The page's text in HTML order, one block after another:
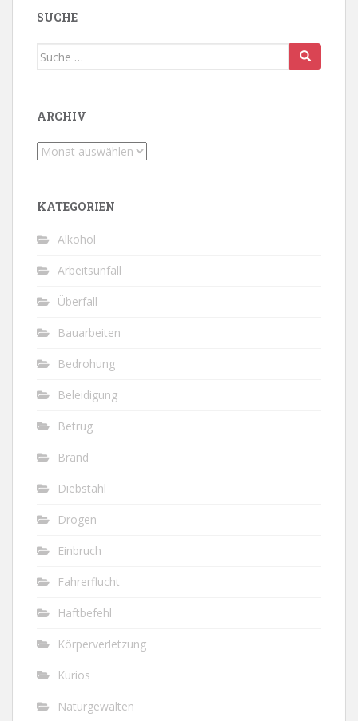
SUCHE
Suche
ARCHIV
Archiv
KATEGORIEN
Alkohol
Arbeitsunfall
Überfall
Bauarbeiten
Bedrohung
Beleidigung
Betrug
Brand
Diebstahl
Drogen
Einbruch
Fahrerflucht
Haftbefehl
Körperverletzung
Kurios
Naturgewalten